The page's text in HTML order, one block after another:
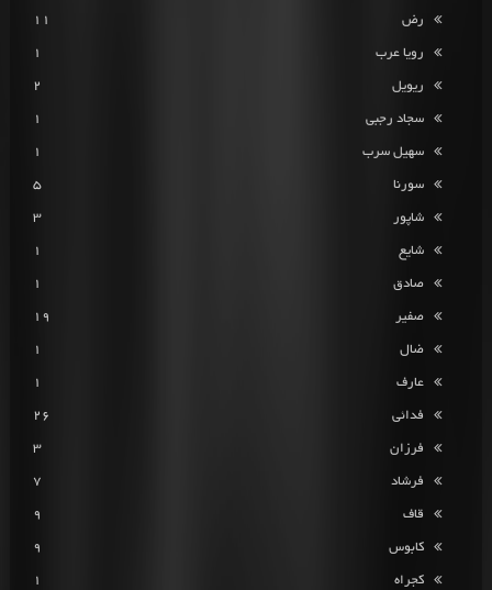
رض 11
رویا عرب 1
ریویل 2
سجاد رجبی 1
سهیل سرب 1
سورنا 5
شاپور 3
شایع 1
صادق 1
صفیر 19
ضال 1
عارف 1
فدائی 26
فرزان 3
فرشاد 7
قاف 9
کابوس 9
کجراه 1